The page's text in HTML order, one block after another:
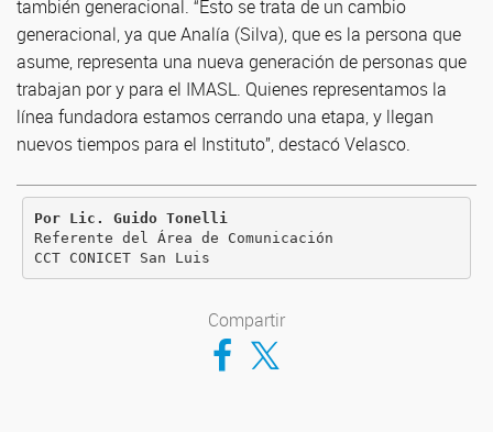
también generacional. “Esto se trata de un cambio
generacional, ya que Analía (Silva), que es la persona que
asume, representa una nueva generación de personas que
trabajan por y para el IMASL. Quienes representamos la
línea fundadora estamos cerrando una etapa, y llegan
nuevos tiempos para el Instituto”, destacó Velasco.
Por Lic. Guido Tonelli
Referente del Área de Comunicación
CCT CONICET San Luis
Compartir
Compartir en Facebook
Compartir en Twitter